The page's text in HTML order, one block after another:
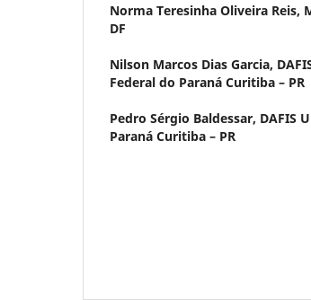
Norma Teresinha Oliveira Reis,
DF
Nilson Marcos Dias Garcia,
Federal do Paraná Curitiba – PR
Pedro Sérgio Baldessar, DAFIS
Paraná Curitiba – PR